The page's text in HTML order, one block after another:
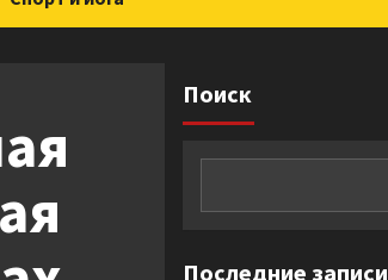
Поиск
Последние записи